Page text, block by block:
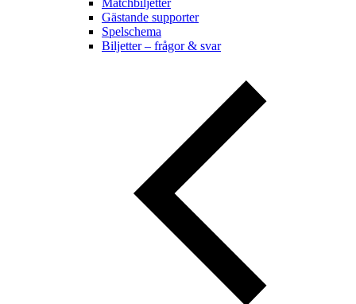
Gästande supporter
Spelschema
Biljetter – frågor & svar